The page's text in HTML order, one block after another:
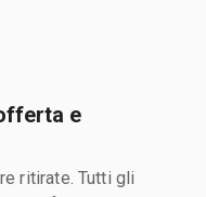
e
ritirate. Tutti gli